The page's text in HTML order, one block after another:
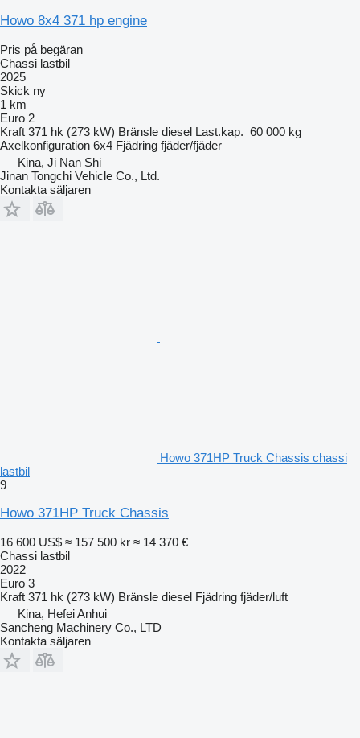
Howo 8x4 371 hp engine
Pris på begäran
Chassi lastbil
2025
Skick ny
1 km
Euro 2
Kraft 371 hk (273 kW) Bränsle diesel Last.kap. 60 000 kg
Axelkonfiguration 6x4 Fjädring fjäder/fjäder
Kina, Ji Nan Shi
Jinan Tongchi Vehicle Co., Ltd.
Kontakta säljaren
Howo 371HP Truck Chassis chassi
lastbil
9
Howo 371HP Truck Chassis
16 600 US$ ≈ 157 500 kr ≈ 14 370 €
Chassi lastbil
2022
Euro 3
Kraft 371 hk (273 kW) Bränsle diesel Fjädring fjäder/luft
Kina, Hefei Anhui
Sancheng Machinery Co., LTD
Kontakta säljaren